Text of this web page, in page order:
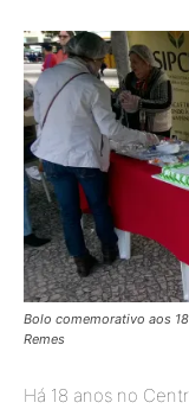
Bolo comemorativo aos
Remes
Há 18 anos no